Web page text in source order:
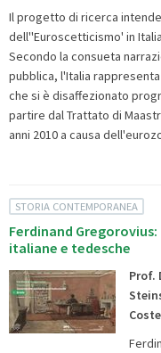
Il progetto di ricerca
dell''Euroscetticismo' in
Secondo la consueta
pubblica, l'Italia
che si è disaffezionato
partire dal Trattato di
anni 2010 a causa
STORIA CONTEMPORANEA
Ferdinand
italiane e tedesche
Prof.